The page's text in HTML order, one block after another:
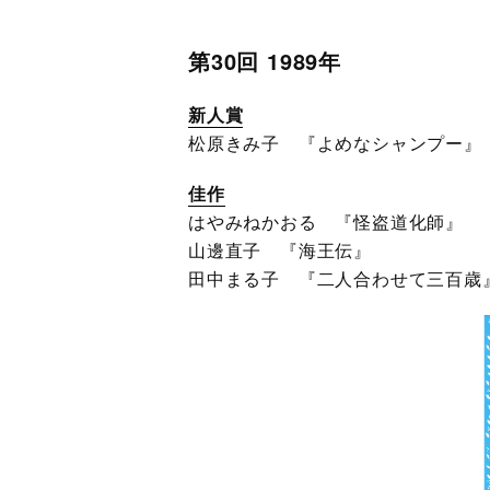
第30回 1989年
新人賞
松原きみ子 『よめなシャンプー』
佳作
はやみねかおる 『怪盗道化師』
山邊直子 『海王伝』
田中まる子 『二人合わせて三百歳